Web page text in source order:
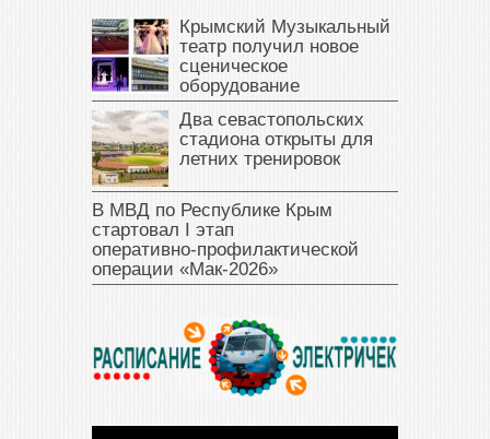
Крымский Музыкальный
театр получил новое
сценическое
оборудование
Два севастопольских
стадиона открыты для
летних тренировок
В МВД по Республике Крым
стартовал I этап
оперативно‑профилактической
операции «Мак‑2026»